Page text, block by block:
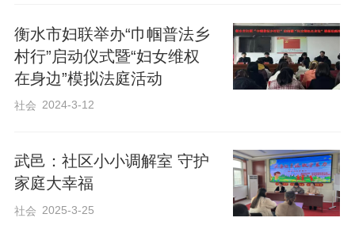
衡水市妇联举办“巾帼普法乡
村行”启动仪式暨“妇女维权
在身边”模拟法庭活动
社会 2024-3-12
武邑：社区小小调解室 守护
家庭大幸福
社会 2025-3-25